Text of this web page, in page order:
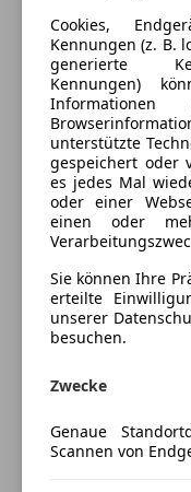
Komfort
Einparkhilfe
Einparkhilfe
Einparkhilfe
Einparkhilfe
Elektrische
Klimaautomatik
Tempomat
Extras
Mehr anzeigen
Farbe und
Außenfarbe
Lackierung
Mehr anzeigen
Kfz-Versicherung
Cookies,
Kennungen (z. B.
generierte
Kennungen)
unterstützte
gespeichert oder
es jedes Mal
oder einer
einen oder
Sie können Ihre
erteilte
unserer
besuchen.
Zwecke
Genaue
Scannen von